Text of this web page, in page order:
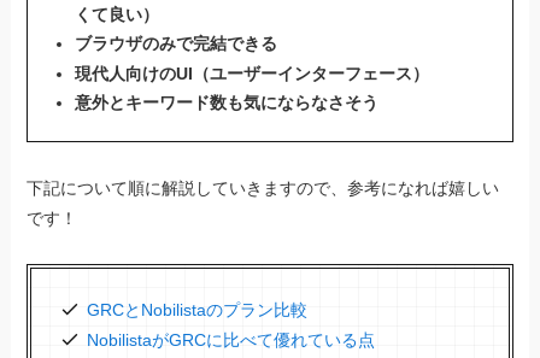
くて良い）
ブラウザのみで完結できる
現代人向けのUI（ユーザーインターフェース）
意外とキーワード数も気にならなさそう
下記について順に解説していきますので、参考になれば嬉しい
です！
GRCとNobilistaのプラン比較
NobilistaがGRCに比べて優れている点